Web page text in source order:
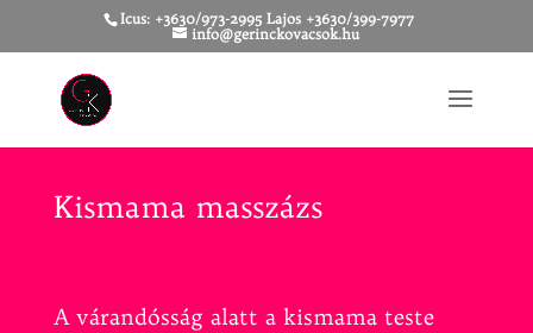
Icus: +3630/973-2995 Lajos +3630/399-7977
info@gerinckovacsok.hu
Kismama masszázs
A várandósság alatt a kismama teste